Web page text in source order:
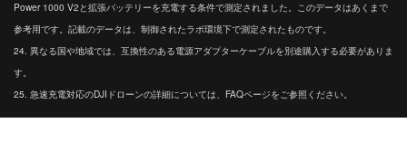
Power 1000 V2と拡張バッテリーを充電する条件で測定されました。このデータはあくまで
参考用です。記載のデータは、制御されたラボ環境下で測定されたものです。
24. 異なる国や地域では、互換性のある電源アダプターケーブルを別途購入する必要がありま
す。
25. 急速充電対応のDJIドローンの詳細については、FAQページをご参照ください。